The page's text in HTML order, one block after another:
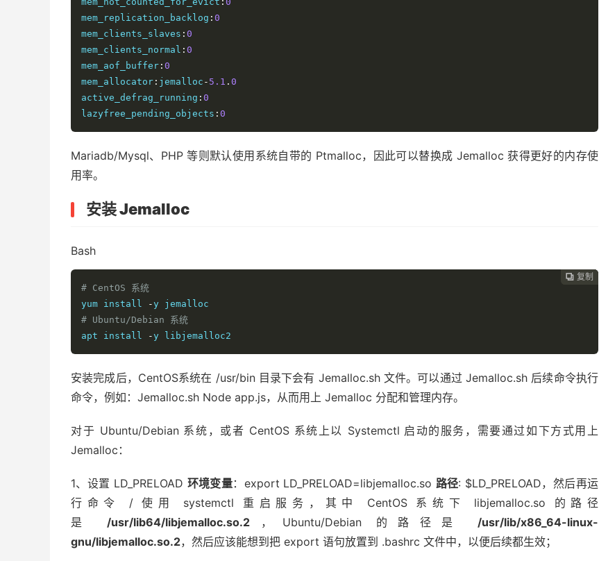
mem_replication_backlog : 0
mem_clients_slaves : 0
mem_clients_normal : 0
mem_aof_buffer : 0
mem_allocator : jemalloc - 5.1 . 0
active_defrag_running : 0
lazyfree_pending_objects : 0
Mariadb/Mysql、PHP 等则默认使用系统自带的 Ptmalloc，因此可以替换成 Jemalloc 获得更好的内存使
用率。
安装 Jemalloc
Bash
 复制
 复制
 复制
# CentOS 系统
yum install -
# Ubuntu/Debian 系统
apt install -y libjemalloc2
安装完成后，CentOS系统在 /usr/bin 目录下会有 Jemalloc.sh 文件。可以通过 Jemalloc.sh 后续命令执行
命令，例如：Jemalloc.sh Node app.js，从而用上 Jemalloc 分配和管理内存。
对于 Ubuntu/Debian 系统，或者 CentOS 系统上以 Systemctl 启动的服务，需要通过如下方式用上
Jemalloc：
1、设置 LD_PRELOAD 环境变量：export LD_PRELOAD=libjemalloc.so 路径: $LD_PRELOAD，然后再运
行命令 / 使用 systemctl 重启服务，其中 CentOS 系统下 libjemalloc.so 的路径
是 /usr/lib64/libjemalloc.so.2 ，Ubuntu/Debian 的路径是 /usr/lib/x86_64-linux-
gnu/libjemalloc.so.2，然后应该能想到把 export 语句放置到 .bashrc 文件中，以便后续都生效；